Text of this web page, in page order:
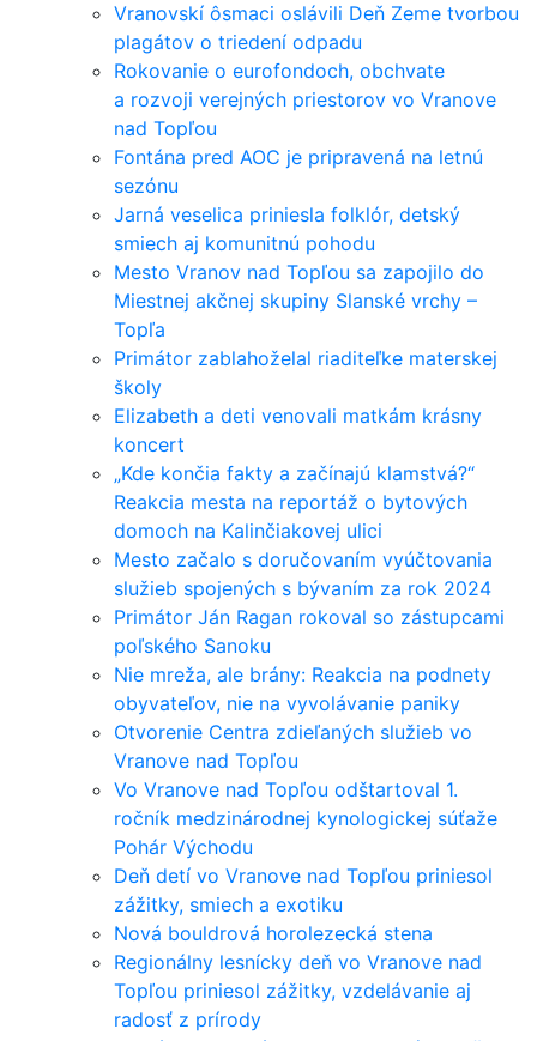
Vranovskí ôsmaci oslávili Deň Zeme tvorbou
plagátov o triedení odpadu
Rokovanie o eurofondoch, obchvate
a rozvoji verejných priestorov vo Vranove
nad Topľou
Fontána pred AOC je pripravená na letnú
sezónu
Jarná veselica priniesla folklór, detský
smiech aj komunitnú pohodu
Mesto Vranov nad Topľou sa zapojilo do
Miestnej akčnej skupiny Slanské vrchy –
Topľa
Primátor zablahoželal riaditeľke materskej
školy
Elizabeth a deti venovali matkám krásny
koncert
„Kde končia fakty a začínajú klamstvá?“
Reakcia mesta na reportáž o bytových
domoch na Kalinčiakovej ulici
Mesto začalo s doručovaním vyúčtovania
služieb spojených s bývaním za rok 2024
Primátor Ján Ragan rokoval so zástupcami
poľského Sanoku
Nie mreža, ale brány: Reakcia na podnety
obyvateľov, nie na vyvolávanie paniky
Otvorenie Centra zdieľaných služieb vo
Vranove nad Topľou
Vo Vranove nad Topľou odštartoval 1.
ročník medzinárodnej kynologickej súťaže
Pohár Východu
Deň detí vo Vranove nad Topľou priniesol
zážitky, smiech a exotiku
Nová bouldrová horolezecká stena
Regionálny lesnícky deň vo Vranove nad
Topľou priniesol zážitky, vzdelávanie aj
radosť z prírody